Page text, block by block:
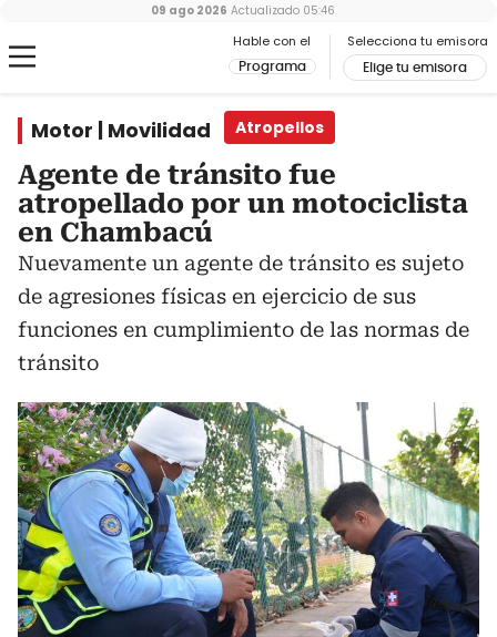
Hable con el
Programa
Selecciona tu emisora
Elige tu emisora
09 ago 2026 Actualizado 05:46
Motor | Movilidad Atropellos
Agente de tránsito fue
atropellado por un motociclista
en Chambacú
Nuevamente un agente de tránsito es sujeto
de agresiones físicas en ejercicio de sus
funciones en cumplimiento de las normas de
tránsito